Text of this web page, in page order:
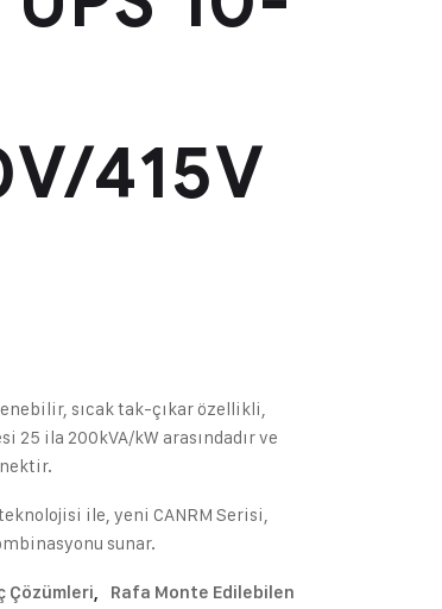
415V
sıcak tak-çıkar özellikli,
ila 200kVA/kW arasındadır ve
ile, yeni CANRM Serisi,
sunar.
Çözümleri,
Rafa Monte Edilebilen